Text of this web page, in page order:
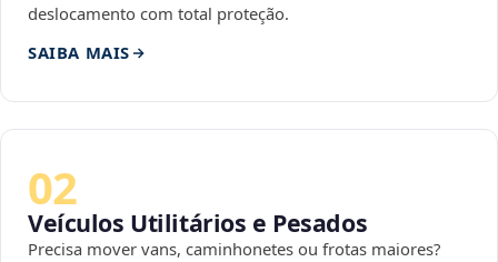
deslocamento com total proteção.
SAIBA MAIS
02
Veículos Utilitários e Pesados
Precisa mover vans, caminhonetes ou frotas maiores?